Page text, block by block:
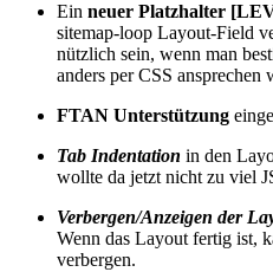
Ein neuer Platzhalter
sitemap-loop Layout-Field
nützlich sein, wenn man
anders per CSS ansprechen
FTAN Unterstützung
Tab Indentation in den
wollte da jetzt nicht zu viel
Verbergen/Anzeigen der
Wenn das Layout fertig ist,
verbergen.